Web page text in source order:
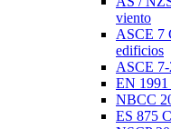
viento
ASCE 7
edificios
ASCE 7-
EN 1991
NBCC
ES 875